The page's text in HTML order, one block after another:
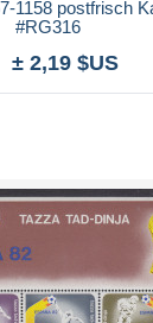
1158 postfrisch
#RG316
± 2,19 $US